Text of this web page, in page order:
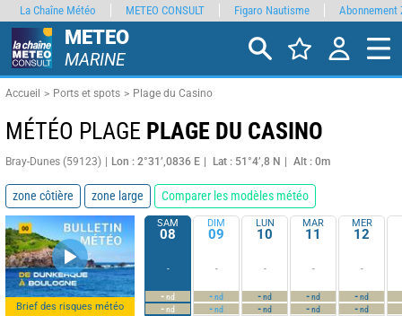
METEO
MARINE
Accueil Ports et spots Plage du Casino
MÉTÉO PLAGE PLAGE DU CASINO
Bray-Dunes (59123) Lon : 2°31’,0836 E Lat : 51°4’,8 N Alt : 0m
zone côtière zone large Comparer les modèles météo
Brief des risques météo
SAM
08
-
-nd
-nd
DIM
09
-
-nd
-nd
LUN
10
-
-nd
-nd
MAR
11
-
-nd
-nd
MER
12
-
-nd
-nd
La Chaîne Météo METEO CONSULT Figaro Nautisme Abonnement